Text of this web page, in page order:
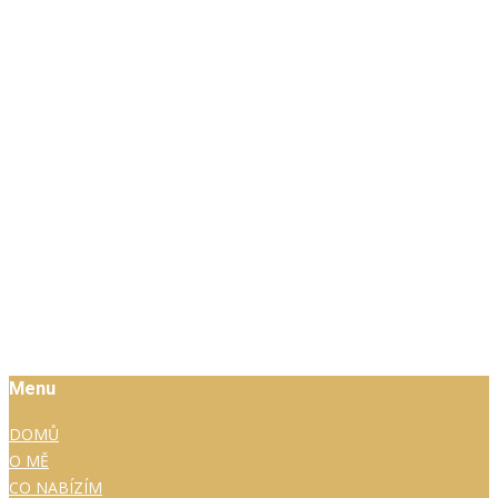
Menu
DOMŮ
O MĚ
CO NABÍZÍM